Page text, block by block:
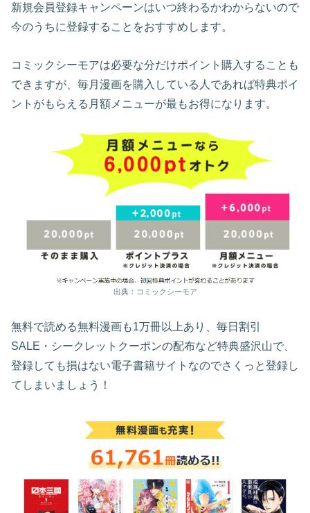
新規会員登録キャンペーンはいつ終わるかわからないので
今のうちに登録することをおすすめします。
コミックシーモアは必要な分だけポイント購入することも
できますが、毎月漫画を購入している人であれば特典ポイ
ントがもらえる月額メニューが最もお得になります。
出典：コミックシーモア
無料で読める無料漫画も1万冊以上あり、毎日割引
SALE・シークレットクーポンの配布など特典盛沢山で、
登録しても損はない電子書籍サイトなのでさくっと登録し
てしまいましょう！